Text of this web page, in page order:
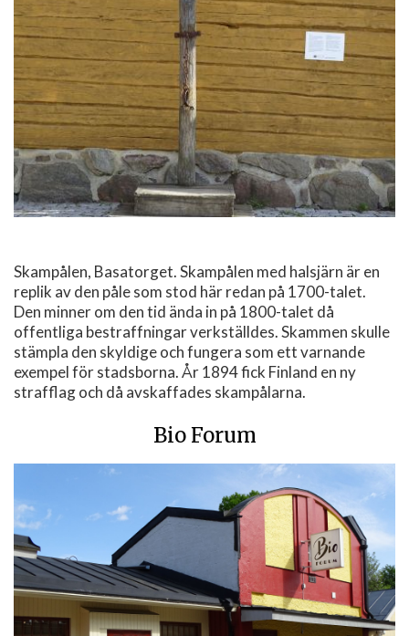
Skampålen, Basatorget. Skampålen med halsjärn är en
replik av den påle som stod här redan på 1700-talet.
Den minner om den tid ända in på 1800-talet då
offentliga bestraffningar verkställdes. Skammen skulle
stämpla den skyldige och fungera som ett varnande
exempel för stadsborna. År 1894 fick Finland en ny
strafflag och då avskaffades skampålarna.
Bio Forum